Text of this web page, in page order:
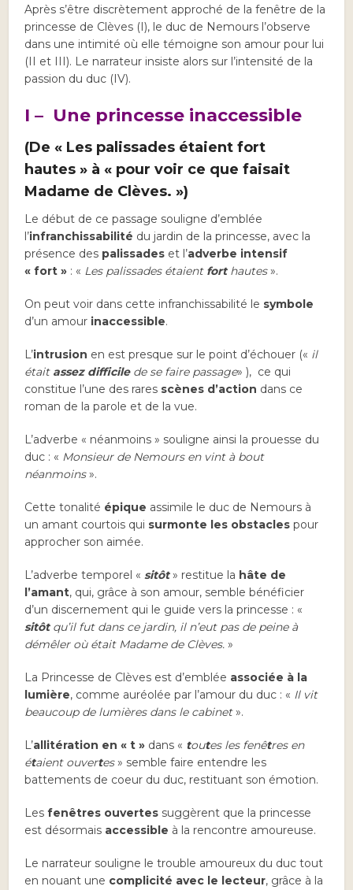
Après s’être discrètement approché de la fenêtre de la
princesse de Clèves (I), le duc de Nemours l’observe
dans une intimité où elle témoigne son amour pour lui
(II et III). Le narrateur insiste alors sur l’intensité de la
passion du duc (IV).
I – Une princesse inaccessible
(De « Les palissades étaient fort
hautes » à « pour voir ce que faisait
Madame de Clèves. »)
Le début de ce passage souligne d’emblée
l’infranchissabilité du jardin de la princesse, avec la
présence des palissades et l’adverbe intensif
« fort » : « Les palissades étaient forthautes».
On peut voir dans cette infranchissabilité le symbole
d’un amour inaccessible.
L’intrusion en est presque sur le point d’échouer (« il
était assez difficilede se faire passage» ), ce qui
constitue l’une des rares scènes d’action dans ce
roman de la parole et de la vue.
L’adverbe « néanmoins » souligne ainsi la prouesse du
duc : « Monsieur de Nemours en vint à bout
néanmoins».
Cette tonalité épique assimile le duc de Nemours à
un amant courtois qui surmonte les obstacles pour
approcher son aimée.
L’adverbe temporel « sitôt » restitue la hâte de
l’amant, qui, grâce à son amour, semble bénéficier
d’un discernement qui le guide vers la princesse : «
sitôtqu’il fut dans ce jardin, il n’eut pas de peine à
démêler où était Madame de Clèves.»
La Princesse de Clèves est d’emblée associée à la
lumière, comme auréolée par l’amour du duc : « Il vit
beaucoup de lumières dans le cabinet».
L’allitération en « t » dans « toutes les fenêtres en
étaient ouvertes» semble faire entendre les
battements de coeur du duc, restituant son émotion.
Lesfenêtres ouvertes suggèrent que la princesse
est désormais accessible à la rencontre amoureuse.
Le narrateur souligne le trouble amoureux du duc tout
en nouant une complicité avec le lecteur, grâce à la